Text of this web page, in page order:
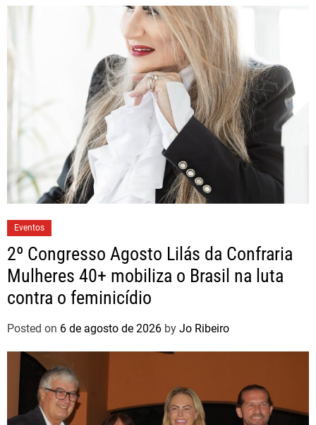
Eventos
2º Congresso Agosto Lilás da Confraria
Mulheres 40+ mobiliza o Brasil na luta
contra o feminicídio
Posted on 6 de agosto de 2026 by Jo Ribeiro